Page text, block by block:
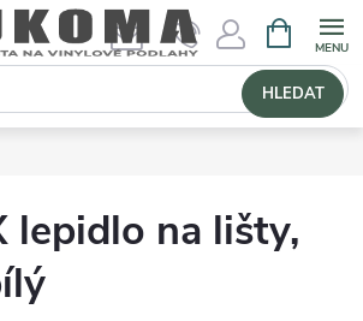
HLEDAT
lepidlo na lišty,